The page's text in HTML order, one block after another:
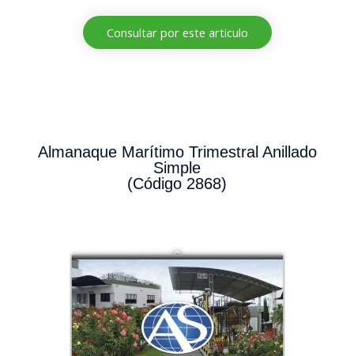
Consultar por este articulo
Almanaque Marítimo Trimestral Anillado
Simple
(Código 2868)